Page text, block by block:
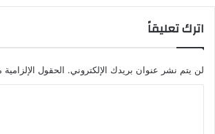
ي
ه
ا
ل
ن
ي
و
ء
اترك تعليقاً
لن يتم نشر عنوان بريدك الإلكتروني. الحقول الإلزامية